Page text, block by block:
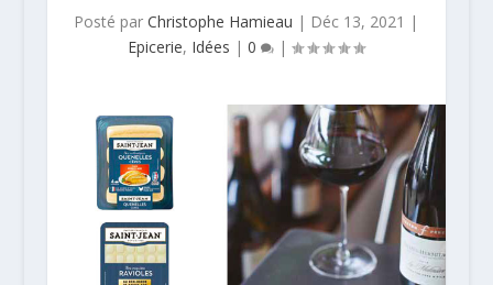
Posté parChristophe Hamieau | Déc 13, 2021 |
Epicerie, Idées |0 |